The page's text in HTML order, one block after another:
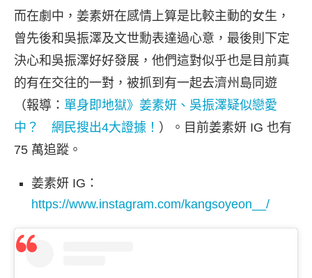
而在劇中，姜素妍在感情上算是比較主動的女生，
曾先後和吳振澤及文世勳表達過心意，最後則下定
決心和吳振澤好好發展，他們這對似乎也是目前真
的有在交往的一對，被抓到有一起去濟州島同遊
（報導： 單身即地獄》姜素妍、吳振澤疑似戀愛
中？ 網民搜出4大證據！ ）。目前姜素妍 IG 也有
75 萬追蹤。
姜素妍 IG：
https://www.instagram.com/kangsoyeon__/